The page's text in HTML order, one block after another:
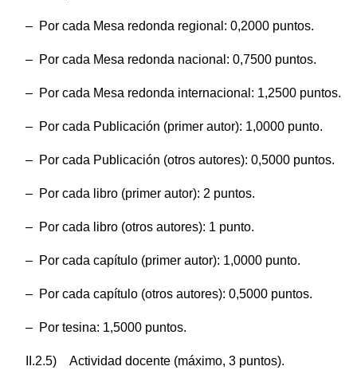
– Por cada Mesa redonda regional: 0,2000 puntos.
– Por cada Mesa redonda nacional: 0,7500 puntos.
– Por cada Mesa redonda internacional: 1,2500 puntos.
– Por cada Publicación (primer autor): 1,0000 punto.
– Por cada Publicación (otros autores): 0,5000 puntos.
– Por cada libro (primer autor): 2 puntos.
– Por cada libro (otros autores): 1 punto.
– Por cada capítulo (primer autor): 1,0000 punto.
– Por cada capítulo (otros autores): 0,5000 puntos.
– Por tesina: 1,5000 puntos.
II.2.5) Actividad docente (máximo, 3 puntos).